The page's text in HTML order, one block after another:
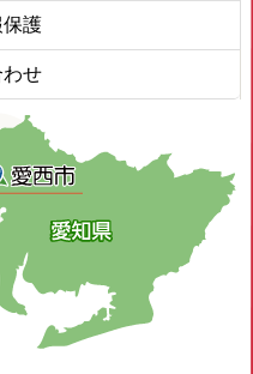
護
わせ